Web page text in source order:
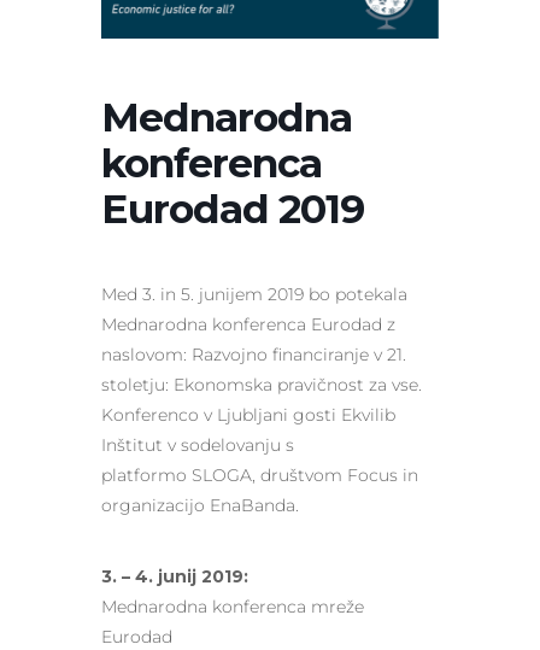
Mednarodna
konferenca
Eurodad 2019
Med 3. in 5. junijem 2019 bo potekala
Mednarodna konferenca Eurodad z
naslovom: Razvojno financiranje v 21.
stoletju: Ekonomska pravičnost za vse.
Konferenco v Ljubljani gosti Ekvilib
Inštitut v sodelovanju s
platformo SLOGA, društvom Focus in
organizacijo EnaBanda.
3. – 4. junij 2019:
Mednarodna konferenca mreže
Eurodad